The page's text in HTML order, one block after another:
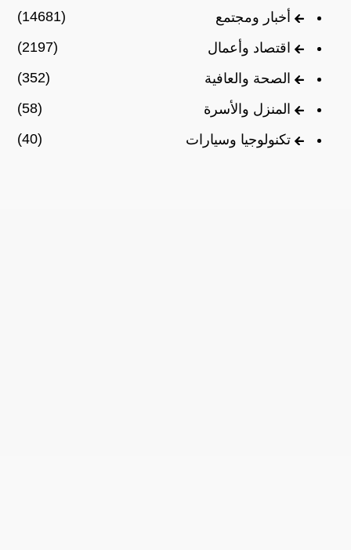
أخبار ومجتمع
(14681)
اقتصاد وأعمال
(2197)
الصحة والعافية
(352)
المنزل والأسرة
(58)
تكنولوجيا وسيارات
(40)